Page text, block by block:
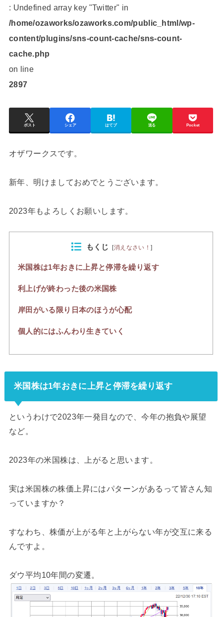
: Undefined array key "Twitter" in
/home/ozaworks/ozaworks.com/public_html/wp-
content/plugins/sns-count-cache/sns-count-
cache.php
on line
2897
ポスト シェア はてブ 送る Pocket
オザワークスです。
新年、明けましておめでとうございます。
2023年もよろしくお願いします。
もくじ [消えなさい！]
米国株は1年おきに上昇と停滞を繰り返す
利上げが終わった後の米国株
岸田がいる限り日本のほうが心配
個人的にはふんわり生きていく
米国株は1年おきに上昇と停滞を繰り返す
というわけで2023年一発目なので、今年の抱負や展望
など。
2023年の米国株は、上がると思います。
実は米国株の株価上昇にはパターンがあるって皆さん知
っていますか？
すなわち、株価が上がる年と上がらない年が交互に来る
んですよ。
ダウ平均10年間の変遷。